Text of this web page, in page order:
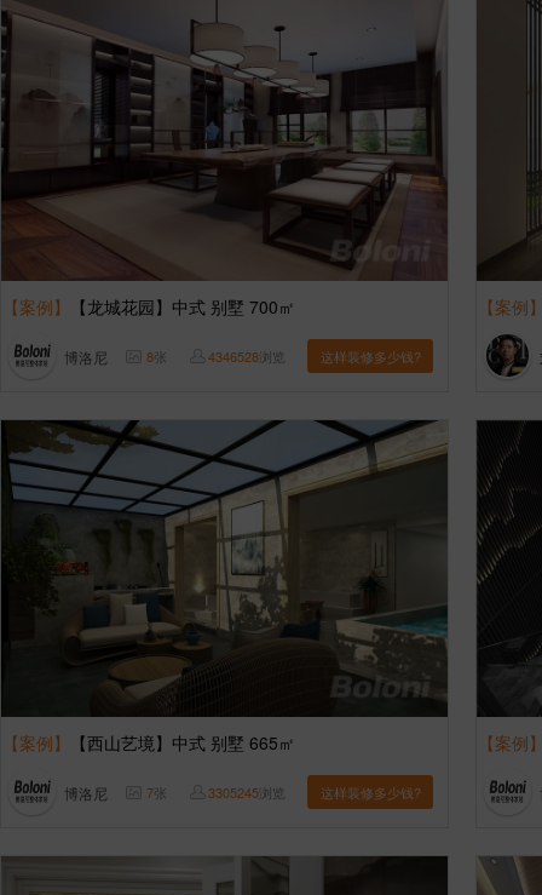
【案例】 【龙城花园】中式 别墅 700㎡
博洛尼 8张 4346528浏览 这样装修多少钱?
【案例
【案例】 【西山艺境】中式 别墅 665㎡
博洛尼 7张 3305245浏览 这样装修多少钱?
【案例